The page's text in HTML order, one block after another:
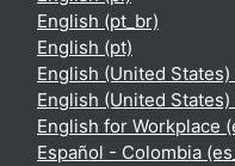
English ‎(pt_br)‎
English ‎(pt)‎
English (United States)
English (United States)
English for Workplace
Español - Colombia